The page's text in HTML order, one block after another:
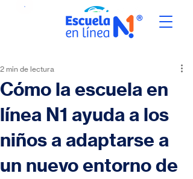
Cómo la escuela en
línea N1 ayuda a los
niños a adaptarse a
un nuevo entorno de
2 min de lectura